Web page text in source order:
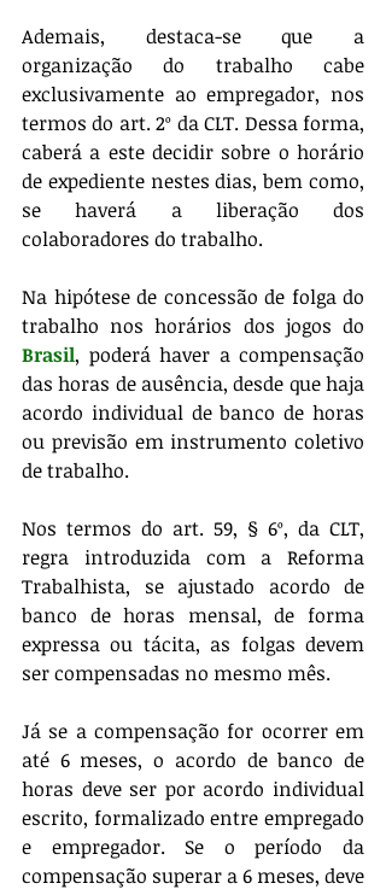
Ademais, destaca-se que a
organização do trabalho cabe
exclusivamente ao empregador, nos
termos do art. 2º da CLT. Dessa forma,
caberá a este decidir sobre o horário
de expediente nestes dias, bem como,
se haverá a liberação dos
colaboradores do trabalho.
Na hipótese de concessão de folga do
Brasil, poderá haver a compensação
das horas de ausência, desde que haja
acordo individual de banco de horas
ou previsão em instrumento coletivo
de trabalho.
Nos termos do art. 59, § 6º, da CLT,
regra introduzida com a Reforma
Trabalhista, se ajustado acordo de
banco de horas mensal, de forma
expressa ou tácita, as folgas devem
ser compensadas no mesmo mês.
Já se a compensação for ocorrer em
até 6 meses, o acordo de banco de
horas deve ser por acordo individual
escrito, formalizado entre empregado
e empregador. Se o período da
compensação superar a 6 meses, deve